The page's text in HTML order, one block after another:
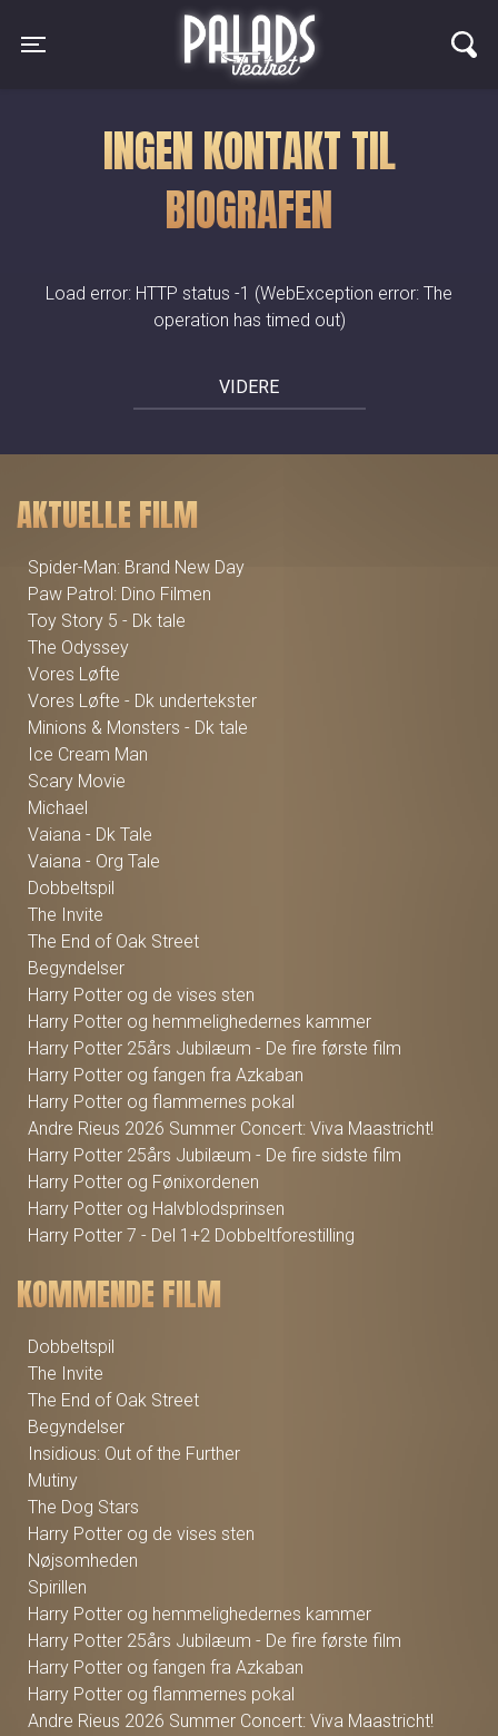
Toggle navigation
Palads Teatret
INGEN KONTAKT TIL
BIOGRAFEN
Load error: HTTP status -1 (WebException error: The
operation has timed out)
VIDERE
AKTUELLE FILM
Spider-Man: Brand New Day
Paw Patrol: Dino Filmen
Toy Story 5 - Dk tale
The Odyssey
Vores Løfte
Vores Løfte - Dk undertekster
Minions & Monsters - Dk tale
Ice Cream Man
Scary Movie
Michael
Vaiana - Dk Tale
Vaiana - Org Tale
Dobbeltspil
The Invite
The End of Oak Street
Begyndelser
Harry Potter og de vises sten
Harry Potter og hemmelighedernes kammer
Harry Potter 25års Jubilæum - De fire første film
Harry Potter og fangen fra Azkaban
Harry Potter og flammernes pokal
Andre Rieus 2026 Summer Concert: Viva Maastricht!
Harry Potter 25års Jubilæum - De fire sidste film
Harry Potter og Fønixordenen
Harry Potter og Halvblodsprinsen
Harry Potter 7 - Del 1+2 Dobbeltforestilling
KOMMENDE FILM
Dobbeltspil
The Invite
The End of Oak Street
Begyndelser
Insidious: Out of the Further
Mutiny
The Dog Stars
Harry Potter og de vises sten
Nøjsomheden
Spirillen
Harry Potter og hemmelighedernes kammer
Harry Potter 25års Jubilæum - De fire første film
Harry Potter og fangen fra Azkaban
Harry Potter og flammernes pokal
Andre Rieus 2026 Summer Concert: Viva Maastricht!